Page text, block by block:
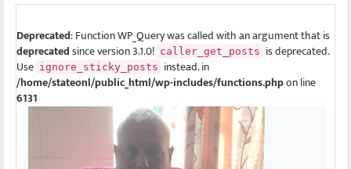
Deprecated: Function WP_Query was called with an argument that is
deprecatedsince version 3.1.0! caller_get_posts is deprecated.
Use ignore_sticky_posts instead. in
/home/stateonl/public_html/wp-includes/functions.phpon line
6131